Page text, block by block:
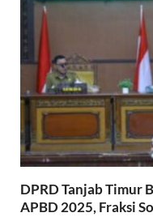
DPRD Tanjab Timur
APBD 2025, Fraksi